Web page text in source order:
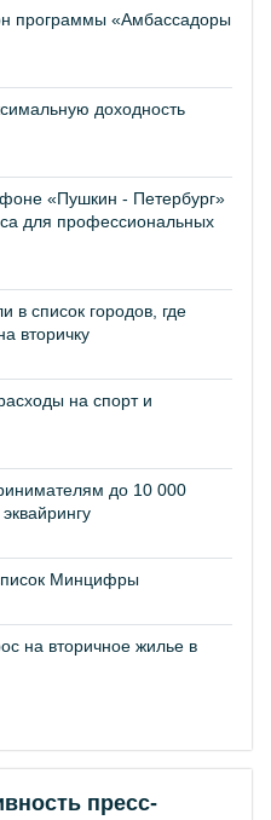
программы «Амбассадоры
доходность
«Пушкин - Петербург»
для профессиональных
в список городов, где
вторичку
на спорт и
до 10 000
Минцифры
на вторичное жилье в
пресс-